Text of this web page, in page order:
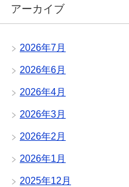
アーカイブ
2026年7月
2026年6月
2026年4月
2026年3月
2026年2月
2026年1月
2025年12月